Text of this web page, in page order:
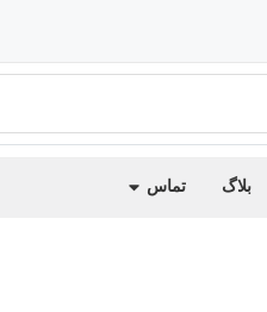
بلاگ تماس